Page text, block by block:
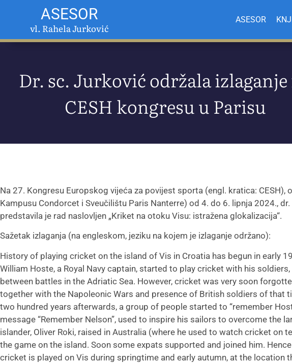
ASESOR
vl. Rahela Jurković
ASESOR
Dr. sc. Jurković održala izlaganje
CESH kongresu u Parisu
Na 27. Kongresu Europskog vijeća za povijest sporta (engl. kratica: CESH),
Kampusu Condorcet i Sveučilištu Paris Nanterre) od 4. do 6. lipnja 2024.,
predstavila je rad naslovljen „Kriket na otoku Visu: istražena glokalizacija“.
Sažetak izlaganja (na engleskom, jeziku na kojem je izlaganje održano):
History of playing cricket on the island of Vis in Croatia has begun in early
William Hoste, a Royal Navy captain, started to play cricket with his
between battles in the Adriatic Sea. However, cricket was very soon
together with the Napoleonic Wars and presence of British soldiers of that
two hundred years afterwards, a group of people started to “remember
message “Remember Nelson”, used to inspire his sailors to overcome the
islander, Oliver Roki, raised in Australia (where he used to watch cricket on
the game on the island. Soon some expats supported and joined him.
cricket is played on Vis during springtime and early autumn, at the location